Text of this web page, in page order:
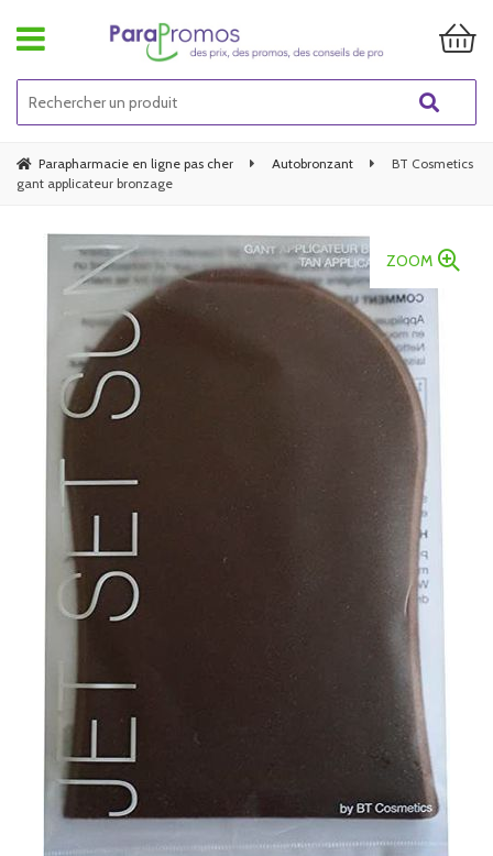
Parapharmacie en ligne pas cher Autobronzant
BT Cosmetics
gant applicateur bronzage
ZOOM